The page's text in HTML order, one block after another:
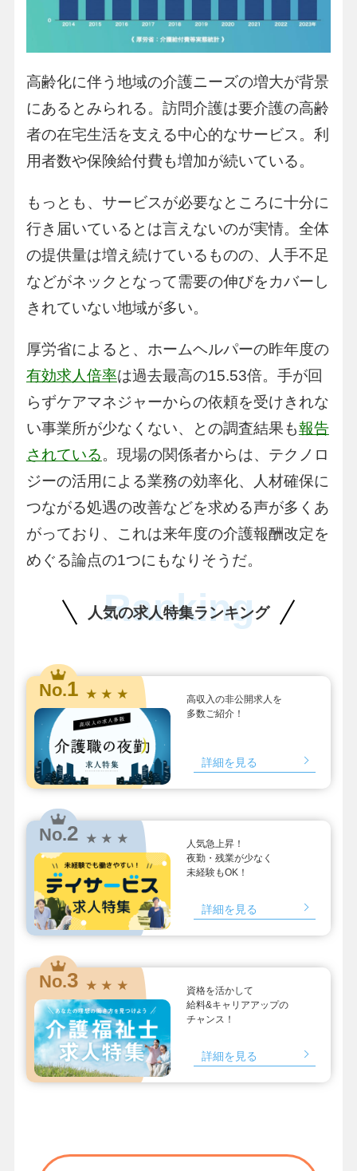
高齢化に伴う地域の介護ニーズの増大が背景
にあるとみられる。訪問介護は要介護の高齢
者の在宅生活を支える中心的なサービス。利
用者数や保険給付費も増加が続いている。
もっとも、サービスが必要なところに十分に
行き届いているとは言えないのが実情。全体
の提供量は増え続けているものの、人手不足
などがネックとなって需要の伸びをカバーし
きれていない地域が多い。
厚労省によると、ホームヘルパーの昨年度の
有効求人倍率は過去最高の15.53倍。手が回
らずケアマネジャーからの依頼を受けきれな
い事業所が少なくない、との調査結果も報告
されている。現場の関係者からは、テクノロ
ジーの活用による業務の効率化、人材確保に
つながる処遇の改善などを求める声が多くあ
がっており、これは来年度の介護報酬改定を
めぐる論点の1つにもなりそうだ。
人気の求人特集ランキング
Ranking
No.1 ★ ★ ★
高収入の非公開求人を
多数ご紹介！
詳細を見る
No.2 ★ ★ ★
人気急上昇！
夜勤・残業が少なく
未経験もOK！
詳細を見る
No.3 ★ ★ ★
資格を活かして
給料&キャリアアップの
チャンス！
詳細を見る